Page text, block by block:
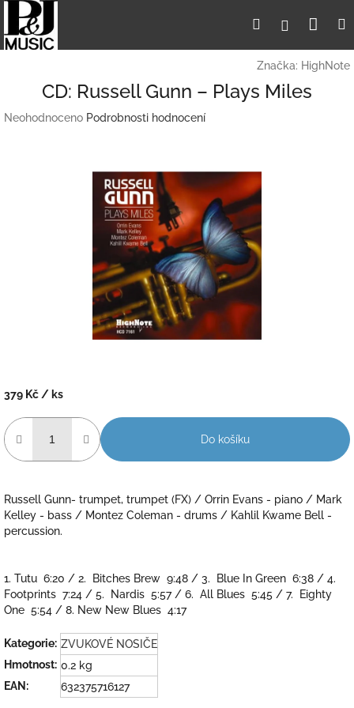
obsah
HledatPřihlášení
Značka: HighNote
CD: Russell Gunn – Plays Miles
Průměrné
Neohodnoceno Podrobnosti hodnocení
379 Kč / ks
cena:
Do košíku
Russell Gunn- trumpet, trumpet (FX) / Orrin Evans - piano / Mark
Kelley - bass / Montez Coleman - drums / Kahlil Kwame Bell -
percussion.
1. Tutu 6:20 / 2. Bitches Brew 9:48 / 3. Blue In Green 6:38 / 4.
Footprints 7:24 / 5. Nardis 5:57 / 6. All Blues 5:45 / 7. Eighty
One 5:54 / 8. New New Blues 4:17
Kategorie: ZVUKOVÉ NOSIČE
Hmotnost: 0.2 kg
EAN : 632375716127